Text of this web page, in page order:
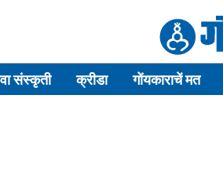
संस्कृती क्रीडा गोंयकाराचें मत